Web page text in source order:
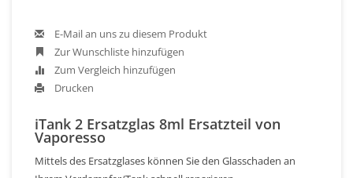
E-Mail an uns zu diesem Produkt
Zur Wunschliste hinzufügen
Zum Vergleich hinzufügen
Drucken
iTank 2 Ersatzglas 8ml Ersatzteil von
Vaporesso
Mittels des Ersatzglases können Sie den Glasschaden an